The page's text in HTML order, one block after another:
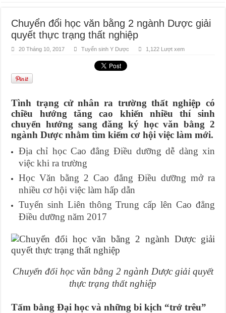
Chuyển đổi học văn bằng 2 ngành Dược giải
quyết thực trạng thất nghiệp
20 Tháng 10, 2017 Tuyển sinh Y Dược 1,122 Lượt xem
Tình trạng cử nhân ra trường thất nghiệp có
chiều hướng tăng cao khiến nhiều thí sinh
chuyển hướng sang đăng ký học văn bằng 2
ngành Dược nhằm tìm kiếm cơ hội việc làm mới.
Địa chỉ học Cao đẳng Điều dưỡng dễ dàng xin
việc khi ra trường
Học Văn bằng 2 Cao đẳng Điều dưỡng mở ra
nhiều cơ hội việc làm hấp dẫn
Tuyển sinh Liên thông Trung cấp lên Cao đẳng
Điều dưỡng năm 2017
Chuyển đổi học văn bằng 2 ngành Dược giải quyết
thực trạng thất nghiệp
Tấm bằng Đại học và những bi kịch “trớ trêu”